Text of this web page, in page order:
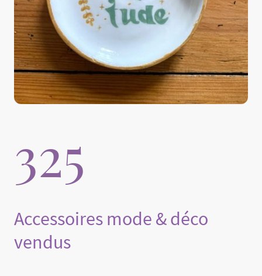
325
Accessoires mode & déco
vendus